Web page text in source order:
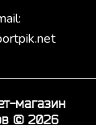
магазин
© 2026